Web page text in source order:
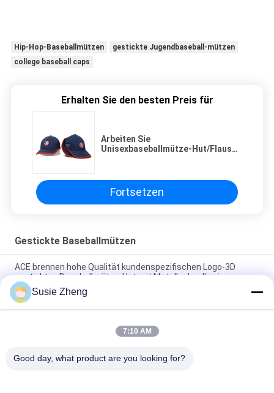
Hip-Hop-Baseballmützen
gestickte Jugendbaseball-mützen
college baseball caps
Erhalten Sie den besten Preis für
Arbeiten Sie
Unisexbaseballmütze-Hut/Flausch
Fortsetzen
Gestickte Baseballmützen
ACE brennen hohe Qualität kundenspezifischen Logo-3D
gestickten Baseballmütze-Hut mit Metallschnalle ein
Platten-Baseballmütze-fester klassischer sechs Platten-
unstrukturierter Vati-Hut 100% des Polyester-6
Fernlastfahrer gebogene Platten-Vati-Kappe des Rand-sechs
Susie Zheng
7:10 AM
Good day, what product are you looking for?